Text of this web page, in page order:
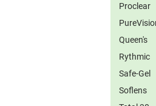
Proclear
Queen's
Rythmic
Safe-Gel
Soflens